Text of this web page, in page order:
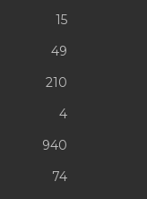
15
49
210
4
940
74